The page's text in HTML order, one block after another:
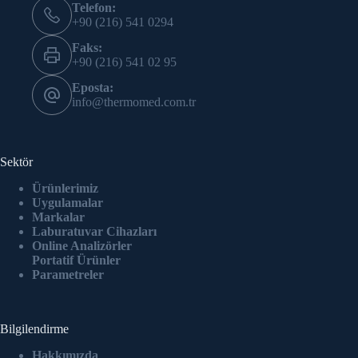
Telefon:
+90 (216) 541 0294
Faks:
+90 (216) 541 02 95
Eposta:
info@thermomed.com.tr
Sektör
Ürünlerimiz
Uygulamalar
Markalar
Laburatuvar Cihazları
Online Analizörler
Portatif Ürünler
Parametreler
Bilgilendirme
Hakkımızda